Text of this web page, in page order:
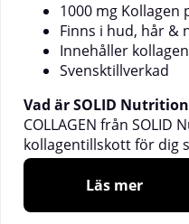
1000 mg Kollagen
Finns i hud, hår &
Innehåller
Svensktillverkad
Vad är SOLID
COLLAGEN från SOLID
kollagentillskott för dig
kollagen. Kollagen är
producerar själv, men
än vad vi hinner
Läs mer